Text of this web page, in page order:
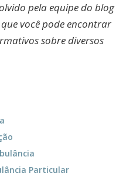
pela equipe do blog
você pode encontrar
sobre diversos
Particular